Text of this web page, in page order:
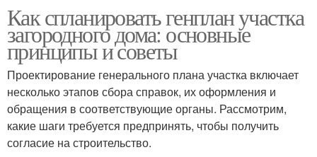
Как спланировать генплан участка
загородного дома: основные
принципы и советы
Проектирование генерального плана участка включает
несколько этапов сбора справок, их оформления и
обращения в соответствующие органы. Рассмотрим,
какие шаги требуется предпринять, чтобы получить
согласие на строительство.